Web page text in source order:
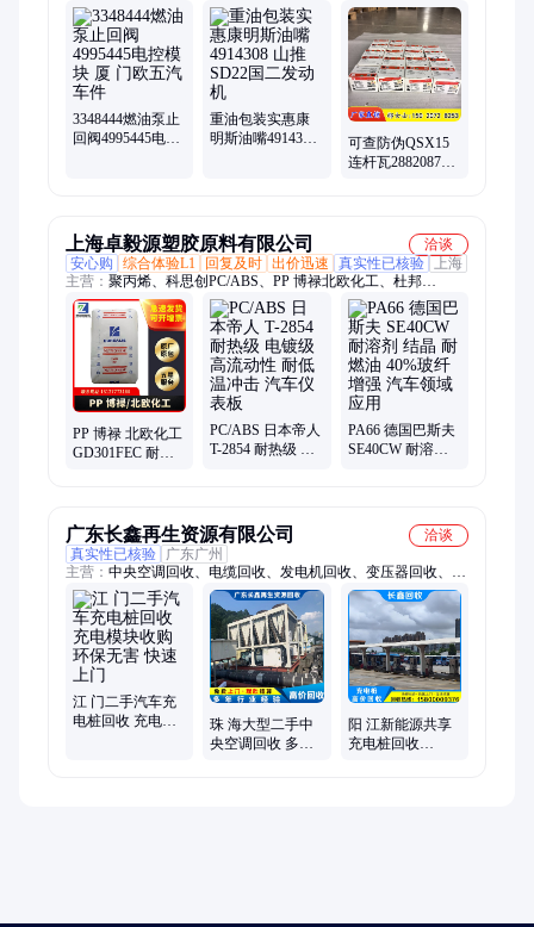
脑板、矿用车、摇臂瓦、履带板、冷却器、起重机、润滑油、
m11油嘴、海水泵、挖机k19、k19缸垫、节温器、风扇轴、ntc油
泵、k50缸盖、柔性管、发动机、装载机、k50水泵
3348444燃油泵止
回阀4995445电控
重油包装实惠康
明斯油嘴4914308
可查防伪QSX15
连杆瓦2882087美
上海卓毅源塑胶原料有限公司
洽谈
安心购
综合体验L1 回复及时 出价迅速 真实性已核验
上海
主营： 聚丙烯、科思创PC/ABS、PP 博禄北欧化工、杜邦
POM、PP 道达尔能源、聚碳酸酯塑料胶粒、PBT 沙特基础、德
国科思创 TPU、PC韩国乐天化学、聚碳酸酯塑料、塑料合金、
PA66德国巴斯夫、日本宝理 PBT、PPS塞拉尼斯、PP利安德巴
塞尔
PP 博禄 北欧化工
GD301FEC 耐高
PC/ABS 日本帝人
T-2854 耐热级 电
PA66 德国巴斯夫
SE40CW 耐溶剂
广东长鑫再生资源有限公司
洽谈
真实性已核验
广东广州
主营： 中央空调回收、电缆回收、发电机回收、变压器回收、二
手设备回收、配电柜回收、机械设备回收、整厂设备拆除回收、
电镀厂设备回收、电脑回收、电池回收
江 门二手汽车充
电桩回收 充电模
珠 海大型二手中
央空调回收 多年
阳 江新能源共享
充电桩回收